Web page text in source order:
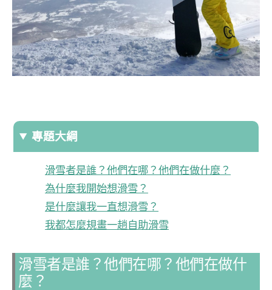
專題大綱
滑雪者是誰？他們在哪？他們在做什麼？
為什麼我開始想滑雪？
是什麼讓我一直想滑雪？
我都怎麼規畫一趟自助滑雪
滑雪者是誰？他們在哪？他們在做什
麼？